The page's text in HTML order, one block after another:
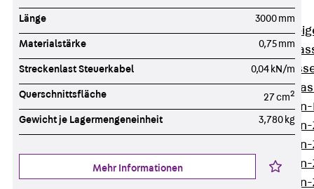
Steigetrassen
Zurück
STU
ST
LGG
Steigetrassen-
Länge 3000 mm
Materialstärke 0,75 mm
Streckenlast Steuerkabel 0,04 kN/m
Querschnittsfläche 27 cm2
Gewicht je Lagermengeneinheit 3,780 kg
Mehr Informationen